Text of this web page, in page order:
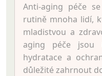
Anti-aging péče
rutině mnoha lidí,
mladistvou a
aging péče jsou
hydratace a
důležité zahrnout